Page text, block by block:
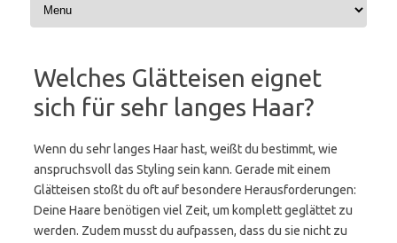
Welches Glätteisen eignet
sich für sehr langes Haar?
Wenn du sehr langes Haar hast, weißt du bestimmt, wie
anspruchsvoll das Styling sein kann. Gerade mit einem
Glätteisen stoßt du oft auf besondere Herausforderungen:
Deine Haare benötigen viel Zeit, um komplett geglättet zu
werden. Zudem musst du aufpassen, dass du sie nicht zu